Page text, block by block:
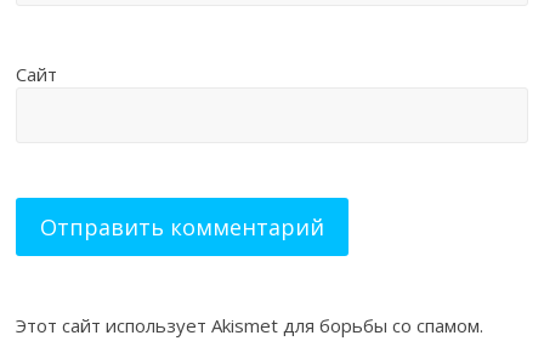
Сайт
Этот сайт использует Akismet для борьбы со спамом.